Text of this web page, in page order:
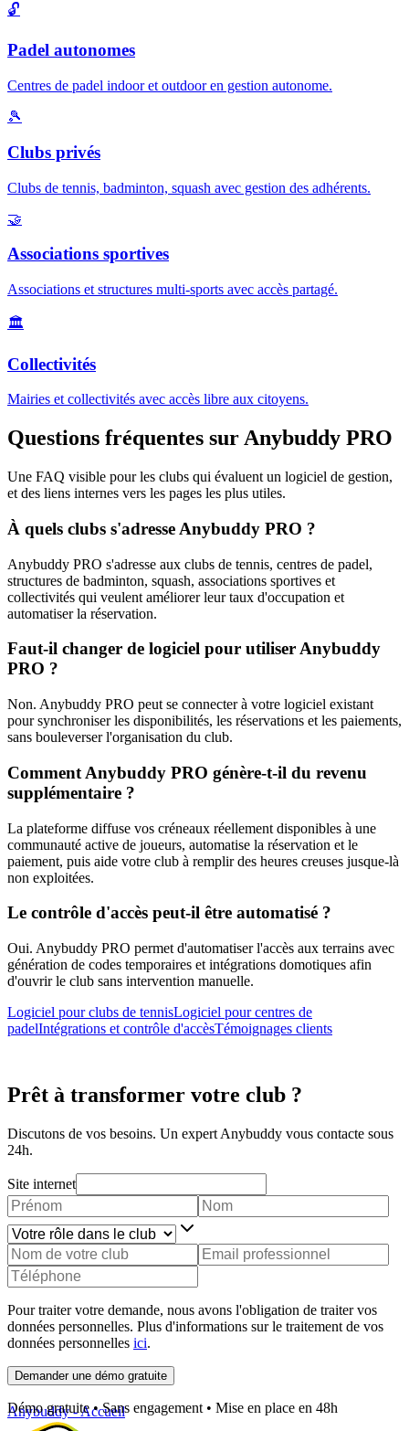
🔓
Padel autonomes
Centres de padel indoor et outdoor en gestion autonome.
🎾
Clubs privés
Clubs de tennis, badminton, squash avec gestion des adhérents.
🤝
Associations sportives
Associations et structures multi-sports avec accès partagé.
🏛️
Collectivités
Mairies et collectivités avec accès libre aux citoyens.
Questions fréquentes sur Anybuddy PRO
Une FAQ visible pour les clubs qui évaluent un logiciel de gestion,
et des liens internes vers les pages les plus utiles.
À quels clubs s'adresse Anybuddy PRO ?
Anybuddy PRO s'adresse aux clubs de tennis, centres de padel,
structures de badminton, squash, associations sportives et
collectivités qui veulent améliorer leur taux d'occupation et
automatiser la réservation.
Faut-il changer de logiciel pour utiliser Anybuddy
PRO ?
Non. Anybuddy PRO peut se connecter à votre logiciel existant
pour synchroniser les disponibilités, les réservations et les paiements,
sans bouleverser l'organisation du club.
Comment Anybuddy PRO génère-t-il du revenu
supplémentaire ?
La plateforme diffuse vos créneaux réellement disponibles à une
communauté active de joueurs, automatise la réservation et le
paiement, puis aide votre club à remplir des heures creuses jusque-là
non exploitées.
Le contrôle d'accès peut-il être automatisé ?
Oui. Anybuddy PRO permet d'automatiser l'accès aux terrains avec
génération de codes temporaires et intégrations domotiques afin
d'ouvrir le club sans intervention manuelle.
Logiciel pour clubs de tennisLogiciel pour centres de
padelIntégrations et contrôle d'accèsTémoignages clients
Prêt à transformer votre club ?
Discutons de vos besoins. Un expert Anybuddy vous contacte sous
24h.
Site internet
Pour traiter votre demande, nous avons l'obligation de traiter vos
données personnelles. Plus d'informations sur le traitement de vos
données personnelles ici.
Demander une démo gratuite
Démo gratuite • Sans engagement • Mise en place en 48h
Anybuddy - Accueil